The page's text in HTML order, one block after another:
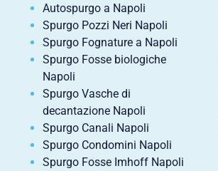
Autospurgo a Napoli
Spurgo Pozzi Neri Napoli
Spurgo Fognature a Napoli
Spurgo Fosse biologiche
Napoli
Spurgo Vasche di
decantazione Napoli
Spurgo Canali Napoli
Spurgo Condomini Napoli
Spurgo Fosse Imhoff Napoli